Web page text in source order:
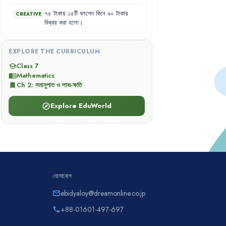
CREATIVE ৭৫ টাকায় ১৫টি বলপেন কিনে ৯০ টাকায়
বিক্রয় করা হলো ।
EXPLORE THE CURRICULUM
schoolClass 7
menu_bookMathematics
bookmark Ch 2: সমানুপাত ও লাভ-ক্ষতি
exploreExplore EduWorld
যোগাযোগ
emailebidyaloy@dreamonline.co.jp
phone+88-01601-497-697